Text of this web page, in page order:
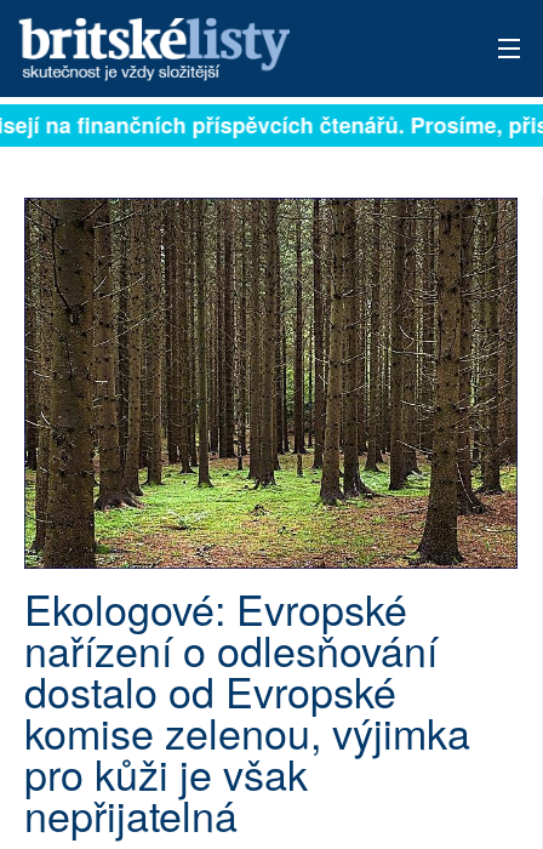
PŘIHLÁSIT
ARCHIV
ROZHOVORY
TÉMATA
NEJČTENĚJŠÍ ZA 7 DNÍ
AUTOŘI
PŘÍSPĚVKY NA PROVOZ
SOCIÁLNÍ SÍTĚ
RUBRIKY
PLNÁ VERZE STRÁNEK
na finančních příspěvcích čtenářů. Prosíme,
Ekologové: Evropské
nařízení o odlesňování
dostalo od Evropské
komise zelenou, výjimka
pro kůži je však
nepřijatelná